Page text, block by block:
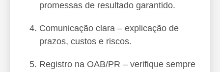
promessas de resultado garantido.
Comunicação clara – explicação de
prazos, custos e riscos.
Registro na OAB/PR – verifique sempre